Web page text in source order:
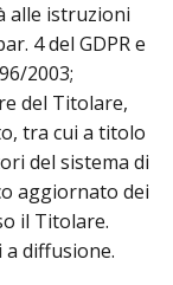
alle istruzioni
4 del GDPR e
2003;
del Titolare,
tra cui a titolo
del sistema di
aggiornato dei
il Titolare.
diffusione.